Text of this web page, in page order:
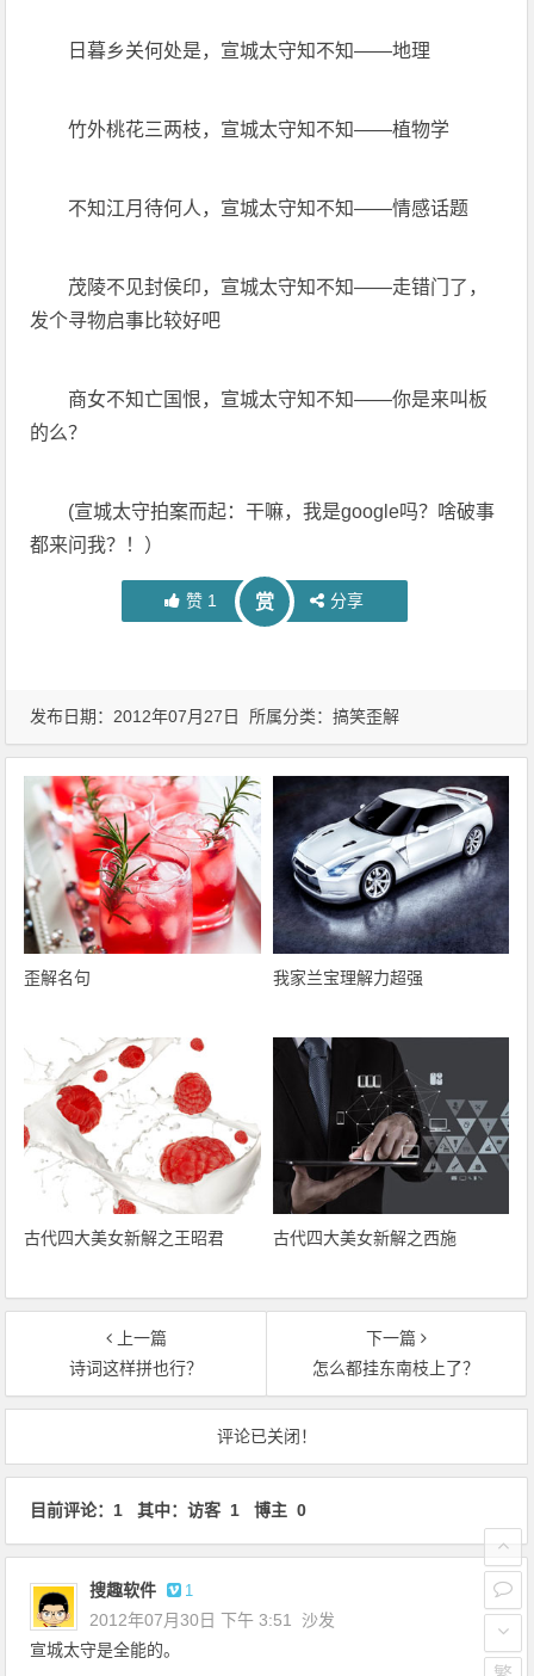
日暮乡关何处是，宣城太守知不知——地理
竹外桃花三两枝，宣城太守知不知——植物学
不知江月待何人，宣城太守知不知——情感话题
茂陵不见封侯印，宣城太守知不知——走错门了，
发个寻物启事比较好吧
商女不知亡国恨，宣城太守知不知——你是来叫板
的么？
(宣城太守拍案而起：干嘛，我是google吗？啥破事
都来问我？！）
赞 1 赏 分享
发布日期：2012年07月27日 所属分类：搞笑歪解
歪解名句 我家兰宝理解力超强
古代四大美女新解之王昭君 古代四大美女新解之西施
上一篇
诗词这样拼也行？
下一篇
怎么都挂东南枝上了？
评论已关闭！
目前评论：1 其中：访客 1 博主 0
搜趣软件 1
2012年07月30日 下午 3:51
沙发
宣城太守是全能的。